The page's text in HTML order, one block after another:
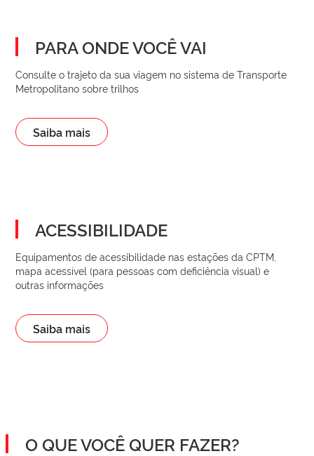
PARA ONDE VOCÊ VAI
Consulte o trajeto da sua viagem no sistema de Transporte
Metropolitano sobre trilhos
Saiba mais
ACESSIBILIDADE
Equipamentos de acessibilidade nas estações da CPTM,
mapa acessível (para pessoas com deficiência visual) e
outras informações
Saiba mais
O QUE VOCÊ QUER FAZER?